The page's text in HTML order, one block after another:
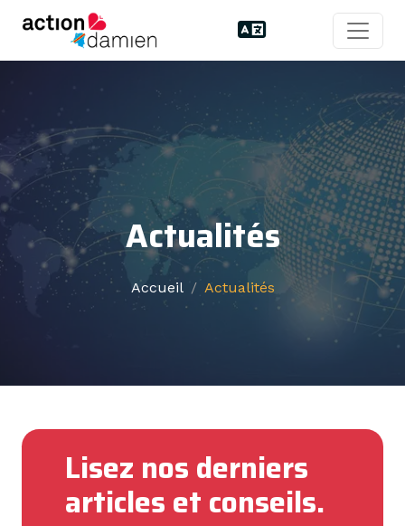
Actualités
Accueil Actualités
Lisez nos derniers
articles et conseils.